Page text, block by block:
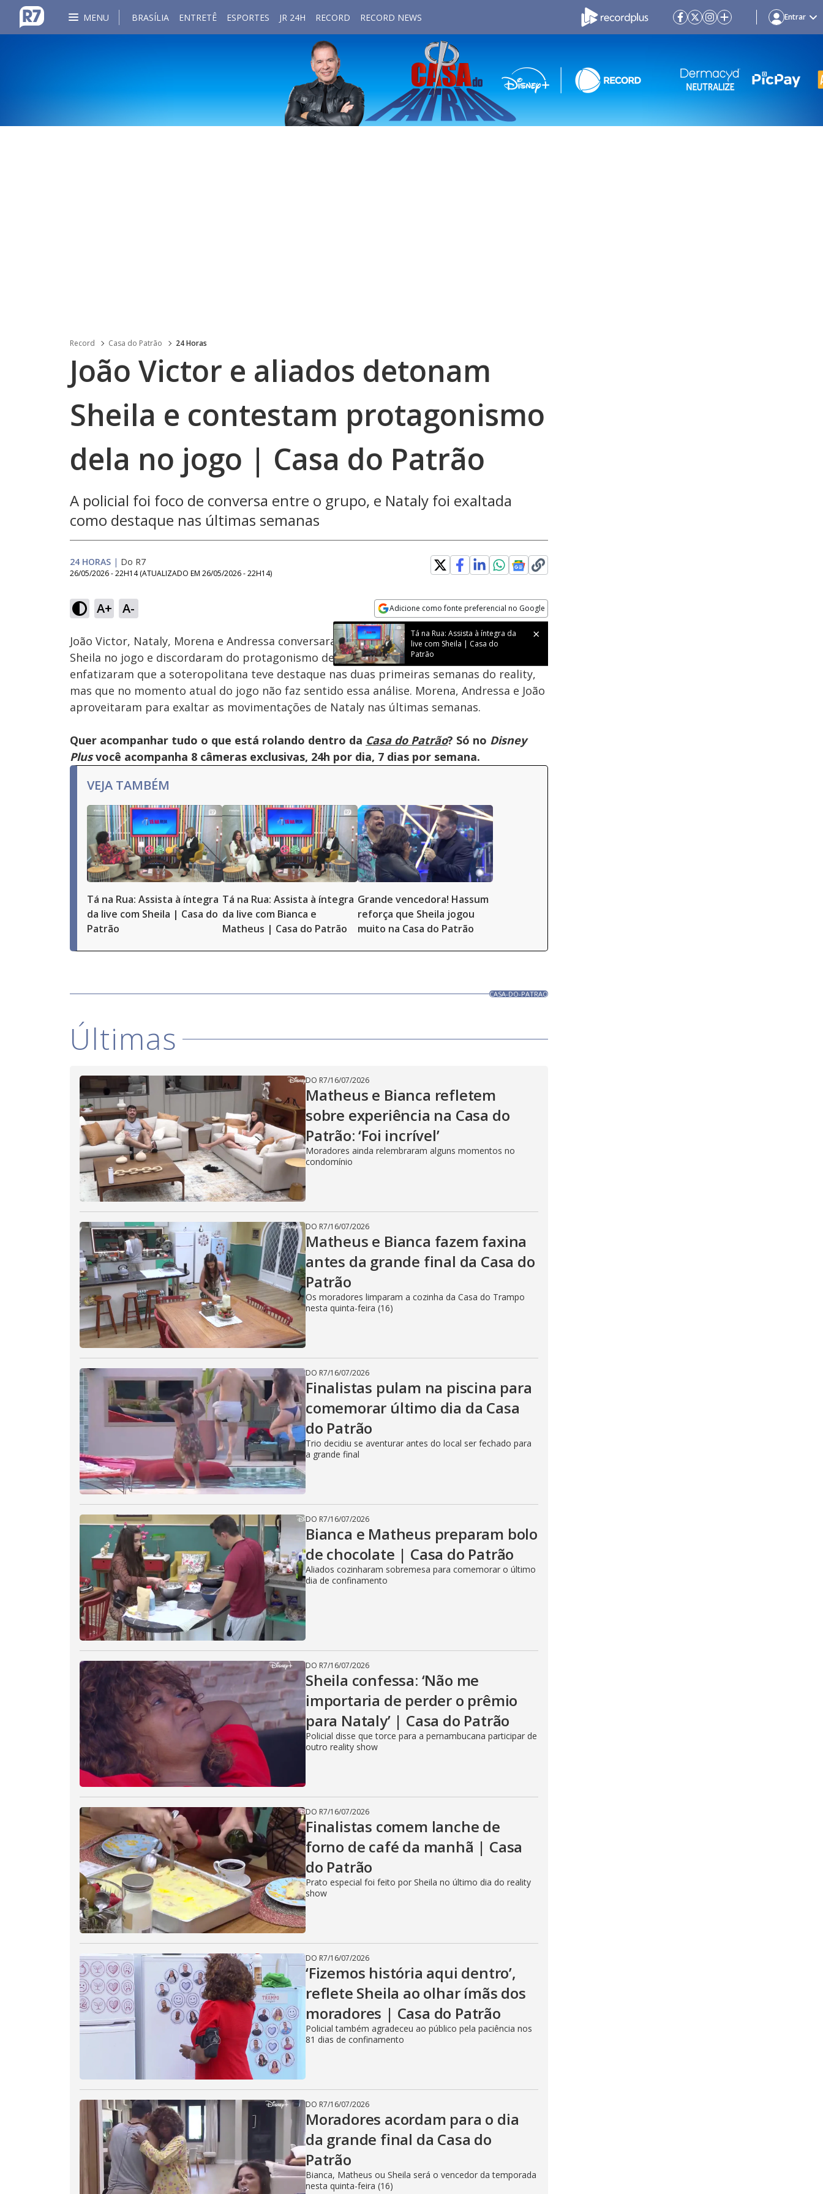
MENU BRASÍLIA ENTRETÊ ESPORTES JR 24H RECORD RECORD NEWS Entrar
Record Casa do Patrão 24 Horas
João Victor e aliados detonam
Sheila e contestam protagonismo
dela no jogo | Casa do Patrão
A policial foi foco de conversa entre o grupo, e Nataly foi exaltada
como destaque nas últimas semanas
24 HORAS | Do R7
26/05/2026 - 22H14 (ATUALIZADO EM 26/05/2026 - 22H14)
A+ A- Adicione como fonte preferencial no Google
Opens in new window
Tá na Rua: Assista à íntegra da
live com Sheila | Casa do
Patrão
Ativar
Som
16.74%
Velocidade
João Victor, Nataly, Morena e Andressa conversaram no quarto sobre a trajetória de
Sheila no jogo e discordaram do protagonismo dela no jogo. Os quatro participantes
enfatizaram que a soteropolitana teve destaque nas duas primeiras semanas do reality,
mas que no momento atual do jogo não faz sentido essa análise. Morena, Andressa e João
aproveitaram para exaltar as movimentações de Nataly nas últimas semanas.
Quer acompanhar tudo o que está rolando dentro da Casa do Patrão? Só no Disney
Plusvocê acompanha 8 câmeras exclusivas, 24h por dia, 7 dias por semana.
VEJA TAMBÉM
Tá na Rua: Assista à íntegra
da live com Sheila | Casa do
Patrão
Tá na Rua: Assista à íntegra
da live com Bianca e
Matheus | Casa do Patrão
Grande vencedora! Hassum
reforça que Sheila jogou
muito na Casa do Patrão
CASA-DO-PATRAO
Últimas
DO R7/16/07/2026
Matheus e Bianca refletem
sobre experiência na Casa do
Patrão: ‘Foi incrível’
Moradores ainda relembraram alguns momentos no
condomínio
DO R7/16/07/2026
Matheus e Bianca fazem faxina
antes da grande final da Casa do
Patrão
Os moradores limparam a cozinha da Casa do Trampo
nesta quinta-feira (16)
DO R7/16/07/2026
Finalistas pulam na piscina para
comemorar último dia da Casa
do Patrão
Trio decidiu se aventurar antes do local ser fechado para
a grande final
DO R7/16/07/2026
Bianca e Matheus preparam bolo
de chocolate | Casa do Patrão
Aliados cozinharam sobremesa para comemorar o último
dia de confinamento
DO R7/16/07/2026
Sheila confessa: ‘Não me
importaria de perder o prêmio
para Nataly’ | Casa do Patrão
Policial disse que torce para a pernambucana participar de
outro reality show
DO R7/16/07/2026
Finalistas comem lanche de
forno de café da manhã | Casa
do Patrão
Prato especial foi feito por Sheila no último dia do reality
show
DO R7/16/07/2026
‘Fizemos história aqui dentro’,
reflete Sheila ao olhar ímãs dos
moradores | Casa do Patrão
Policial também agradeceu ao público pela paciência nos
81 dias de confinamento
DO R7/16/07/2026
Moradores acordam para o dia
da grande final da Casa do
Patrão
Bianca, Matheus ou Sheila será o vencedor da temporada
nesta quinta-feira (16)